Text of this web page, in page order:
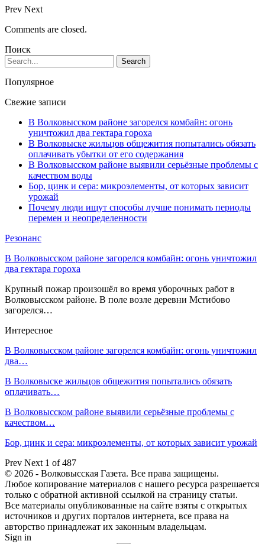
Prev Next
Comments are closed.
Поиск
Популярное
Свежие записи
В Волковысском районе загорелся комбайн: огонь
уничтожил два гектара гороха
В Волковыске жильцов общежития попытались обязать
оплачивать убытки от его содержания
В Волковысском районе выявили серьёзные проблемы с
качеством воды
Бор, цинк и сера: микроэлементы, от которых зависит
урожай
Почему люди ищут способы лучше понимать периоды
перемен и неопределенности
Резонанс
В Волковысском районе загорелся комбайн: огонь уничтожил
два гектара гороха
Крупный пожар произошёл во время уборочных работ в
Волковысском районе. В поле возле деревни Мстибово
загорелся…
Интересное
В Волковысском районе загорелся комбайн: огонь уничтожил
два…
В Волковыске жильцов общежития попытались обязать
оплачивать…
В Волковысском районе выявили серьёзные проблемы с
качеством…
Бор, цинк и сера: микроэлементы, от которых зависит урожай
Prev Next 1 of 487
© 2026 - Волковысская Газета. Все права защищены.
Любое копирование материалов с нашего ресурса разрешается
только с обратной активной ссылкой на страницу статьи.
Все материалы опубликованные на сайте взяты с открытых
источников и других порталов интернета, все права на
авторство принадлежат их законным владельцам.
Sign in